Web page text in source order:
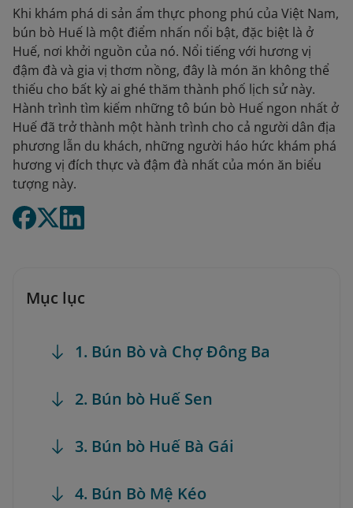
Khi khám phá di sản ẩm thực phong phú của Việt Nam,
bún bò Huế là một điểm nhấn nổi bật, đặc biệt là ở
Huế, nơi khởi nguồn của nó. Nổi tiếng với hương vị
đậm đà và gia vị thơm nồng, đây là món ăn không thể
thiếu cho bất kỳ ai ghé thăm thành phố lịch sử này.
Hành trình tìm kiếm những tô bún bò Huế ngon nhất ở
Huế đã trở thành một hành trình cho cả người dân địa
phương lẫn du khách, những người háo hức khám phá
hương vị đích thực và đậm đà nhất của món ăn biểu
tượng này.
Mục lục
1. Bún Bò và Chợ Đông Ba
2. Bún bò Huế Sen
3. Bún bò Huế Bà Gái
4. Bún Bò Mệ Kéo